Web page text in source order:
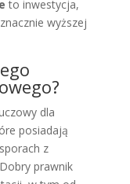
to inwestycja,
wyższej
dla
posiadają
z
prawnik